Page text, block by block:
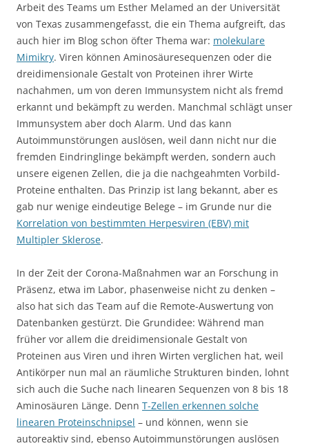
Arbeit des Teams um Esther Melamed an der Universität
von Texas zusammengefasst, die ein Thema aufgreift, das
auch hier im Blog schon öfter Thema war: molekulare
Mimikry. Viren können Aminosäuresequenzen oder die
dreidimensionale Gestalt von Proteinen ihrer Wirte
nachahmen, um von deren Immunsystem nicht als fremd
erkannt und bekämpft zu werden. Manchmal schlägt unser
Immunsystem aber doch Alarm. Und das kann
Autoimmunstörungen auslösen, weil dann nicht nur die
fremden Eindringlinge bekämpft werden, sondern auch
unsere eigenen Zellen, die ja die nachgeahmten Vorbild-
Proteine enthalten. Das Prinzip ist lang bekannt, aber es
gab nur wenige eindeutige Belege – im Grunde nur die
Korrelation von bestimmten Herpesviren (EBV) mit
Multipler Sklerose.
In der Zeit der Corona-Maßnahmen war an Forschung in
Präsenz, etwa im Labor, phasenweise nicht zu denken –
also hat sich das Team auf die Remote-Auswertung von
Datenbanken gestürzt. Die Grundidee: Während man
früher vor allem die dreidimensionale Gestalt von
Proteinen aus Viren und ihren Wirten verglichen hat, weil
Antikörper nun mal an räumliche Strukturen binden, lohnt
sich auch die Suche nach linearen Sequenzen von 8 bis 18
Aminosäuren Länge. Denn T-Zellen erkennen solche
linearen Proteinschnipsel – und können, wenn sie
autoreaktiv sind, ebenso Autoimmunstörungen auslösen